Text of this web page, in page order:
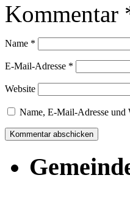
Kommentar
Name *
E-Mail-Adresse *
Website
Name, E-Mail-Adresse und